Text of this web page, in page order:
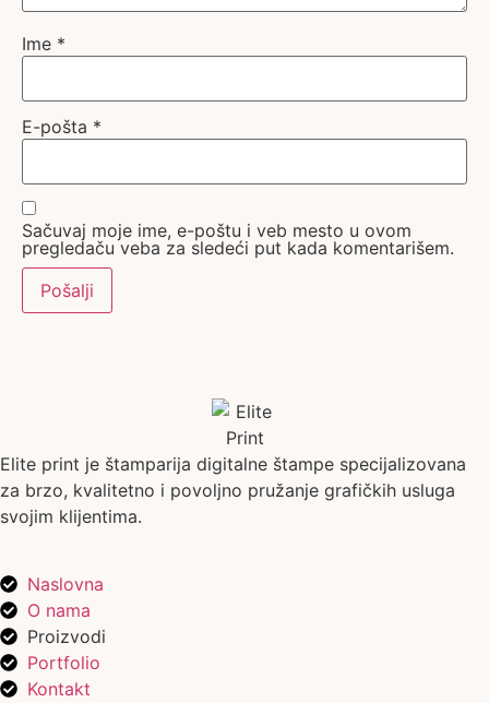
Ime *
E-pošta *
Sačuvaj moje ime, e-poštu i veb mesto u ovom
pregledaču veba za sledeći put kada komentarišem.
Elite print je štamparija digitalne štampe specijalizovana
za brzo, kvalitetno i povoljno pružanje grafičkih usluga
svojim klijentima.
Naslovna
O nama
Proizvodi
Portfolio
Kontakt